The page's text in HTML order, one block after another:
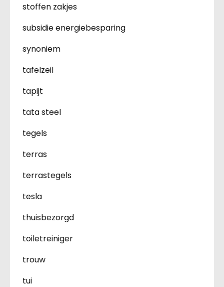
stoffen zakjes
subsidie energiebesparing
synoniem
tafelzeil
tapijt
tata steel
tegels
terras
terrastegels
tesla
thuisbezorgd
toiletreiniger
trouw
tui